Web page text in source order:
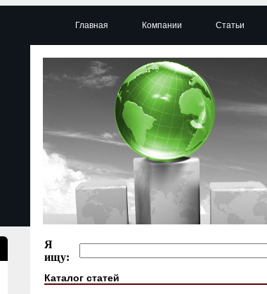
Главная Компании Статьи
Я
ищу:
Каталог статей